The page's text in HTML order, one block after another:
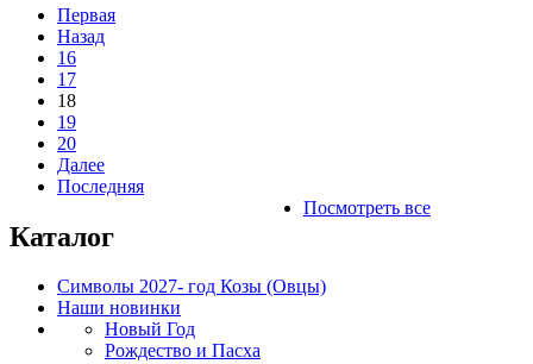
Первая
Назад
16
17
18
19
20
Далее
Последняя
Посмотреть все
Каталог
Символы 2027- год Козы (Овцы)
Наши новинки
Новый Год
Рождество и Пасха